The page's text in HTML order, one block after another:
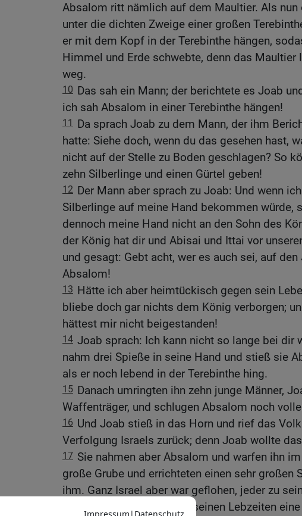
Absalom ritt nämlich auf dem Maultier. Als nun
unter die dichten Zweige einer großen
er mit dem Kopf in der Terebinthe hängen,
Himmel und Erde schwebte, denn das Maultier
weg.
10 Das sah ein Mann; der berichtete es Joab
ich sah Absalom in einer Terebinthe hängen!
11
Da sprach Joab zu dem Mann, der ihm
hatte: Siehe doch, wenn du das gesehen hast,
nicht auf der Stelle zu Boden geschlagen? So
zehn Silberlinge und einen Gürtel geben!
12 Der Mann aber sprach zu Joab: Und wenn
Silberlinge auf meine Hand bekommen würde,
dennoch meine Hand nicht an den Sohn des
der König hat dir und Abisai und Ittai vor
und gesagt: Gebt acht, wer es auch sei, auf den
Absalom!
13 Hätte ich aber heimtückisch gegen sein
bliebe doch gar nichts dem König verborgen;
hättest mir nicht beigestanden!
14 Joab sprach: Ich kann nicht so lange bei dir
nahm drei Spieße in seine Hand und stieß sie
als er noch lebend in der Terebinthe hing.
15 Danach umringten ihn zehn junge Männer,
Waffenträger, und schlugen Absalom noch
16 Und Joab stieß in das Horn und rief das
Verfolgung Israels zurück; denn Joab wollte
17 Sie nahmen aber Absalom und warfen ihn
große Grube und errichteten einen sehr großen
ihm. Ganz Israel aber war geflohen, jeder zu
Absalom aber hatte zu seinen Lebzeiten